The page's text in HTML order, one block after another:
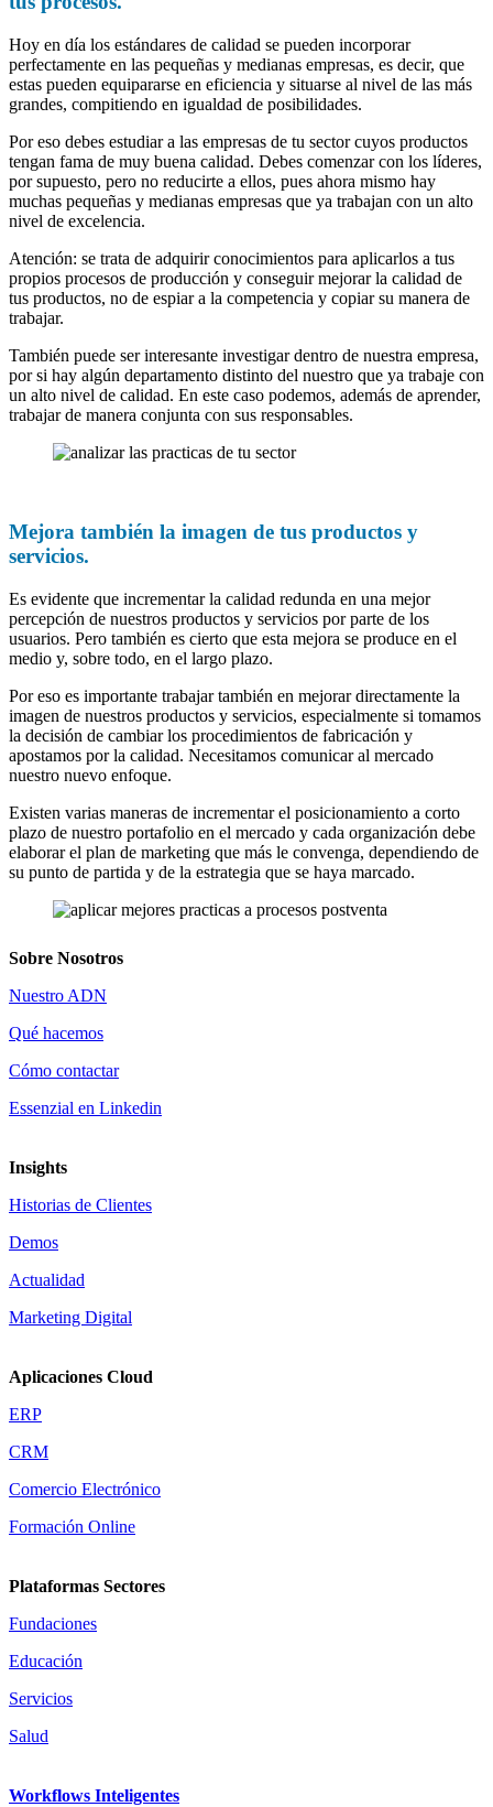
Hoy en día los estándares de calidad se pueden incorporar
perfectamente en las pequeñas y medianas empresas, es decir, que
estas pueden equipararse en eficiencia y situarse al nivel de las más
grandes, compitiendo en igualdad de posibilidades.
Por eso debes estudiar a las empresas de tu sector cuyos productos
tengan fama de muy buena calidad. Debes comenzar con los líderes,
por supuesto, pero no reducirte a ellos, pues ahora mismo hay
muchas pequeñas y medianas empresas que ya trabajan con un alto
nivel de excelencia.
Atención: se trata de adquirir conocimientos para aplicarlos a tus
propios procesos de producción y conseguir mejorar la calidad de
tus productos, no de espiar a la competencia y copiar su manera de
trabajar.
También puede ser interesante investigar dentro de nuestra empresa,
por si hay algún departamento distinto del nuestro que ya trabaje con
un alto nivel de calidad. En este caso podemos, además de aprender,
trabajar de manera conjunta con sus responsables.
Mejora también la imagen de tus productos y
servicios.
Es evidente que incrementar la calidad redunda en una mejor
percepción de nuestros productos y servicios por parte de los
usuarios. Pero también es cierto que esta mejora se produce en el
medio y, sobre todo, en el largo plazo.
Por eso es importante trabajar también en mejorar directamente la
imagen de nuestros productos y servicios, especialmente si tomamos
la decisión de cambiar los procedimientos de fabricación y
apostamos por la calidad. Necesitamos comunicar al mercado
nuestro nuevo enfoque.
Existen varias maneras de incrementar el posicionamiento a corto
plazo de nuestro portafolio en el mercado y cada organización debe
elaborar el plan de marketing que más le convenga, dependiendo de
su punto de partida y de la estrategia que se haya marcado.
Sobre Nosotros
Nuestro ADN
Qué hacemos
Cómo contactar
Essenzial en Linkedin
Insights
Historias de Clientes
Demos
Actualidad
Marketing Digital
Aplicaciones Cloud
ERP
CRM
Comercio Electrónico
Formación Online
Plataformas Sectores
Fundaciones
Educación
Servicios
Salud
Workflows Inteligentes